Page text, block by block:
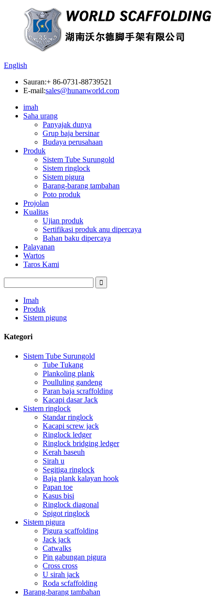
English
Sauran:+ 86-0731-88739521
E-mail:sales@hunanworld.com
imah
Saha urang
Panyajak dunya
Grup baja bersinar
Budaya perusahaan
Produk
Sistem Tube Surungold
Sistem ringlock
Sistem pigura
Barang-barang tambahan
Poto produk
Projolan
Kualitas
Ujian produk
Sertifikasi produk anu dipercaya
Bahan baku dipercaya
Palayanan
Wartos
Taros Kami
Imah
Produk
Sistem pigung
Kategori
Sistem Tube Surungold
Tube Tukang
Plankoling plank
Poulluling gandeng
Paran baja scraffolding
Kacapi dasar Jack
Sistem ringlock
Standar ringlock
Kacapi screw jack
Ringlock ledger
Ringlock bridging ledger
Kerah baseuh
Sirah u
Segitiga ringlock
Baja plank kalayan hook
Papan toe
Kasus bisi
Ringlock diagonal
Spigot ringlock
Sistem pigura
Pigura scaffolding
Jack jack
Catwalks
Pin gabungan pigura
Cross cross
U sirah jack
Roda scfaffolding
Barang-barang tambahan